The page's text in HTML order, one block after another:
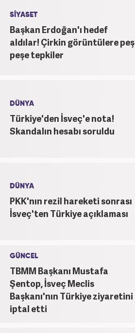
SİYASET
Başkan Erdoğan'ı hedef
aldılar! Çirkin görüntülere peş
peşe tepkiler
DÜNYA
Türkiye'den İsveç'e nota!
Skandalın hesabı soruldu
DÜNYA
PKK'nın rezil hareketi sonrası
İsveç'ten Türkiye açıklaması
GÜNCEL
TBMM Başkanı Mustafa
Şentop, İsveç Meclis
Başkanı'nın Türkiye ziyaretini
iptal etti